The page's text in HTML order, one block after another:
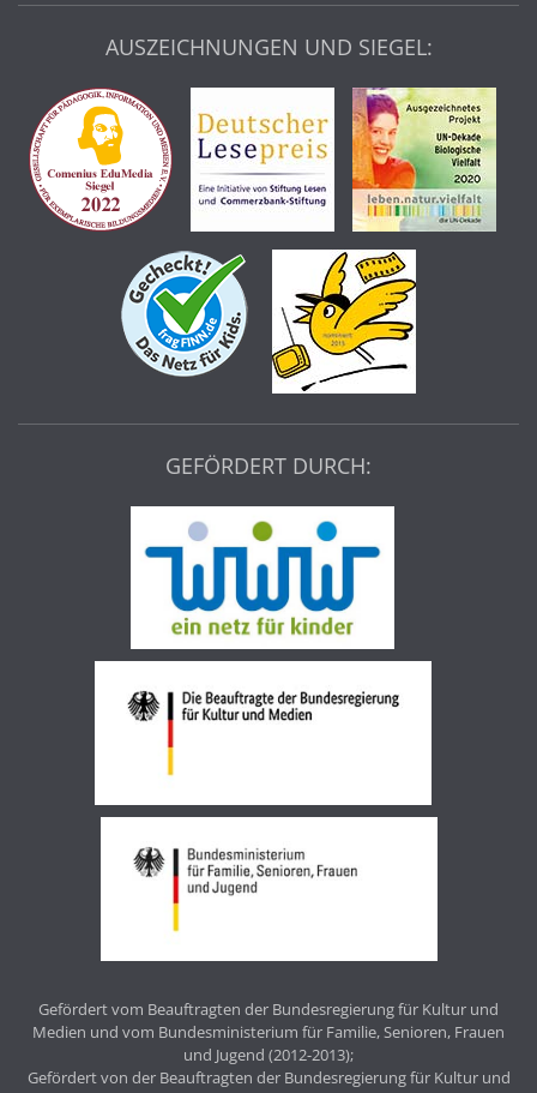
AUSZEICHNUNGEN UND SIEGEL:
GEFÖRDERT DURCH:
Gefördert vom Beauftragten der Bundesregierung für Kultur und
Medien und vom Bundesministerium für Familie, Senioren, Frauen
und Jugend (2012-2013);
Gefördert von der Beauftragten der Bundesregierung für Kultur und